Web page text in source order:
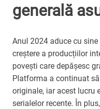
generală
Anul 2024 aduce cu
creștere a producțiilor
povești care depășesc
Platforma a continuat
originale, iar acest lucru
serialelor recente. În